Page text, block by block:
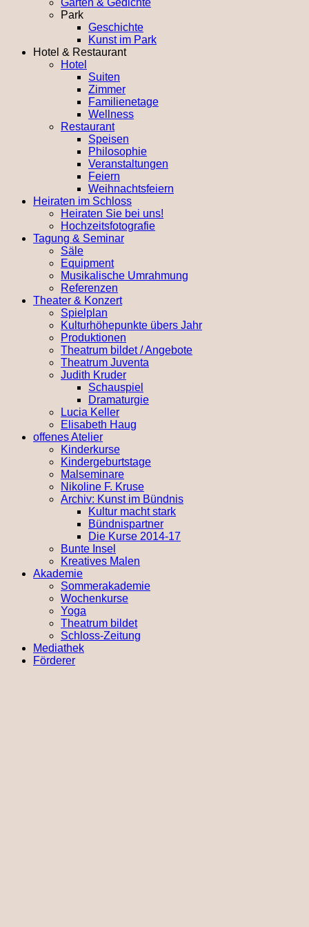
Garten & Gedichte
Park
Geschichte
Kunst im Park
Hotel & Restaurant
Hotel
Suiten
Zimmer
Familienetage
Wellness
Restaurant
Speisen
Philosophie
Veranstaltungen
Feiern
Weihnachtsfeiern
Heiraten im Schloss
Heiraten Sie bei uns!
Hochzeitsfotografie
Tagung & Seminar
Säle
Equipment
Musikalische Umrahmung
Referenzen
Theater & Konzert
Spielplan
Kulturhöhepunkte übers Jahr
Produktionen
Theatrum bildet / Angebote
Theatrum Juventa
Judith Kruder
Schauspiel
Dramaturgie
Lucia Keller
Elisabeth Haug
offenes Atelier
Kinderkurse
Kindergeburtstage
Malseminare
Nikoline F. Kruse
Archiv: Kunst im Bündnis
Kultur macht stark
Bündnispartner
Die Kurse 2014-17
Bunte Insel
Kreatives Malen
Akademie
Sommerakademie
Wochenkurse
Yoga
Theatrum bildet
Schloss-Zeitung
Mediathek
Förderer